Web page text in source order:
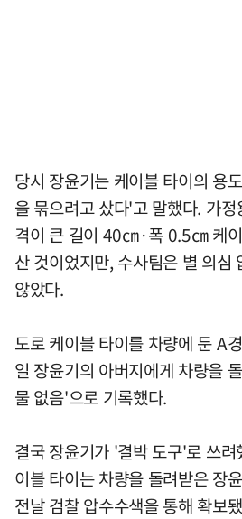
당시 장윤기는 케이블 타이의 용
을 묶으려고 샀다'고 말했다. 가
격이 큰 길이 40㎝·폭 0.5㎝ 케
산 것이었지만, 수사팀은 별 의심
않았다.
도로 케이블 타이를 차량에 둔 A
일 장윤기의 아버지에게 차량을
물 없음'으로 기록했다.
결국 장윤기가 '결박 도구'로 쓰
이블 타이는 차량을 돌려받은 장
전날 검찰 압수수색을 통해 확보